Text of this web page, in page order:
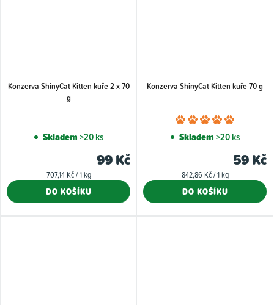
Konzerva ShinyCat Kitten kuře 2 x 70
g
Skladem>20 ks
99 Kč
Měrná
707,14 Kč / 1 kg
DO KOŠÍKU
Konzerva ShinyCat Kitten kuře 70 g
je
5,0
5
Skladem>20 ks
59 Kč
Měrná
842,86 Kč / 1 kg
DO KOŠÍKU